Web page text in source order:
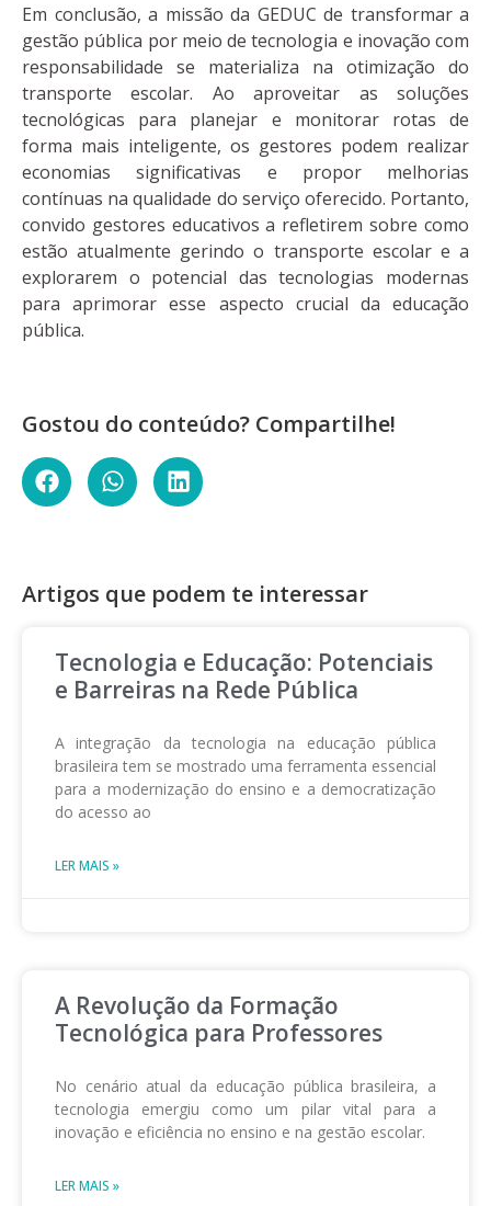
Em conclusão, a missão da GEDUC de transformar a
gestão pública por meio de tecnologia e inovação com
responsabilidade se materializa na otimização do
transporte escolar. Ao aproveitar as soluções
tecnológicas para planejar e monitorar rotas de
forma mais inteligente, os gestores podem realizar
economias significativas e propor melhorias
contínuas na qualidade do serviço oferecido. Portanto,
convido gestores educativos a refletirem sobre como
estão atualmente gerindo o transporte escolar e a
explorarem o potencial das tecnologias modernas
para aprimorar esse aspecto crucial da educação
pública.
Gostou do conteúdo? Compartilhe!
Artigos que podem te interessar
Tecnologia e Educação: Potenciais
e Barreiras na Rede Pública
A integração da tecnologia na educação pública
brasileira tem se mostrado uma ferramenta essencial
para a modernização do ensino e a democratização
do acesso ao
LER MAIS »
A Revolução da Formação
Tecnológica para Professores
No cenário atual da educação pública brasileira, a
tecnologia emergiu como um pilar vital para a
inovação e eficiência no ensino e na gestão escolar.
LER MAIS »